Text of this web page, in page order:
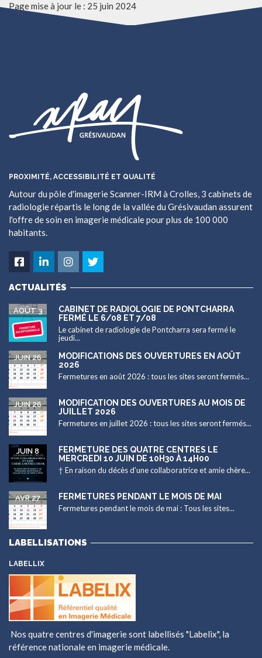
Page mise à jour le : 25 juin 2024
PROXIMITÉ, ACCESSIBILITÉ ET QUALITÉ
Autour du pôle d'imagerie Scanner-IRM à Crolles, 3 cabinets de
radiologie répartis le long de la vallée du Grésivaudan assurent
l'offre de soin en imagerie médicale pour plus de 100 000
habitants.
ACTUALITÉS
CABINET DE RADIOLOGIE DE PONTCHARRA
FERMÉ LE 6/08 ET 7/08
AOÛT 3
Le cabinet de radiologie de Pontcharra sera fermé le
jeudi...
MODIFICATIONS DES OUVERTURES EN AOÛT
2026
JUIN 26
Fermetures en août 2026 : tous les sites seront fermés...
MODIFICATION DES OUVERTURES AU MOIS DE
JUILLET 2026
JUIN 26
Fermetures en juillet 2026 : tous les sites seront fermés...
FERMETURE DES QUATRE CENTRES LE
MERCREDI 10 JUIN DE 10H30 À 14H00
JUIN 8
† En raison du décès d’une collaboratrice et amie chère...
FERMETURES PENDANT LE MOIS DE MAI
AVR 27
Fermetures pendant le mois de mai : Tous les sites...
LABELLISATIONS
LABELLIX
Nos quatre centres d'imagerie sont labellisés "Labelix", la
référence nationale en imagerie médicale.